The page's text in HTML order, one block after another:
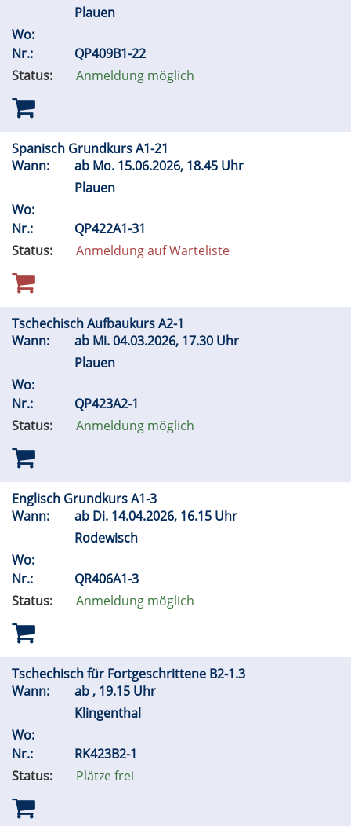
Plauen
Wo:
Nr.:
QP409B1-22
Status:
Anmeldung möglich
Spanisch Grundkurs A1-21
Wann:
ab Mo. 15.06.2026, 18.45 Uhr
Plauen
Wo:
Nr.:
QP422A1-31
Status:
Anmeldung auf Warteliste
Tschechisch Aufbaukurs A2-1
Wann:
ab Mi.04.03.2026, 17.30 Uhr
Plauen
Wo:
Nr.:
QP423A2-1
Status:
Anmeldung möglich
Englisch Grundkurs A1-3
Wann:
ab Di. 14.04.2026, 16.15 Uhr
Rodewisch
Wo:
Nr.:
QR406A1-3
Status:
Anmeldung möglich
Tschechisch für Fortgeschrittene B2-1.3
Wann:
ab , 19.15 Uhr
Klingenthal
Wo:
Nr.:
RK423B2-1
Status:
Plätze frei